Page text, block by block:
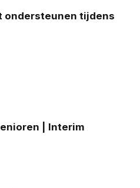
ondersteunen tijdens
| Interim